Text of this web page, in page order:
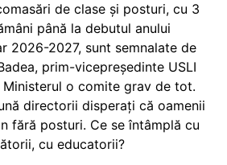
de clase și posturi, cu 3
până la debutul anului
2026-2027, sunt semnalate de
prim-vicepreședinte USLI
Ministerul o comite grav de tot.
directorii disperați că oamenii
fără posturi. Ce se întâmplă cu
cu educatorii?